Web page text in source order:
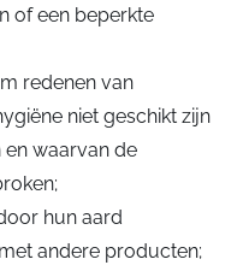
of een beperkte
redenen van
niet geschikt zijn
waarvan de
hun aard
andere producten;